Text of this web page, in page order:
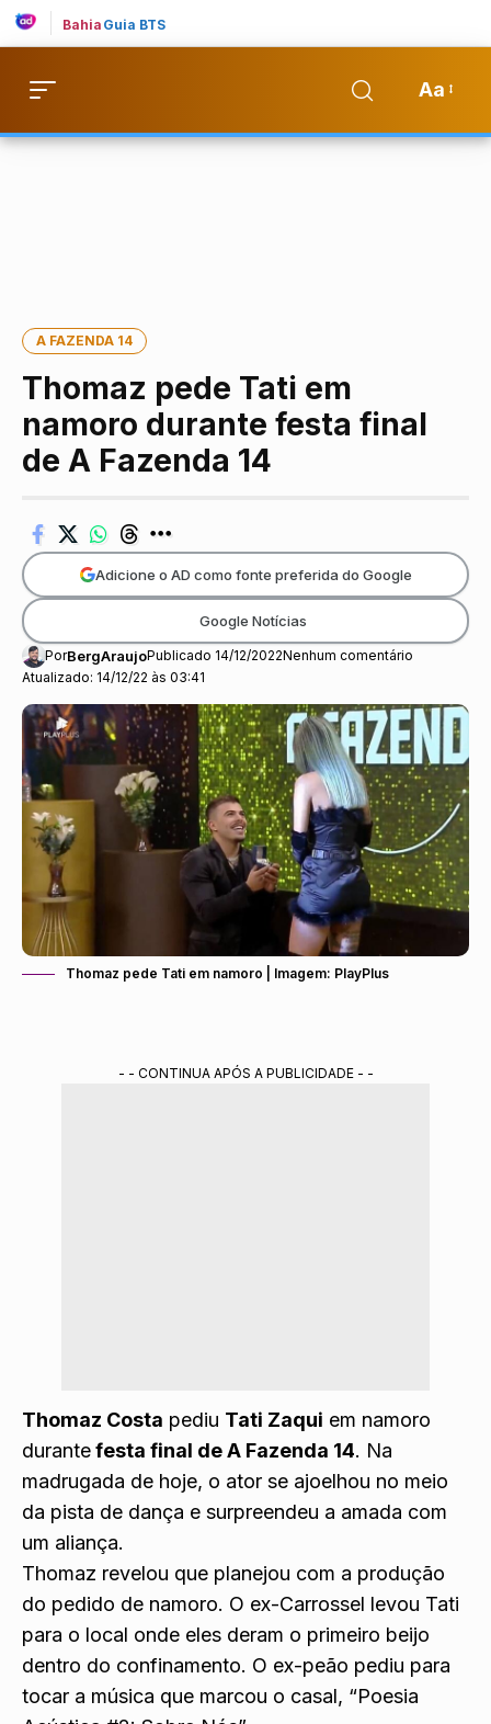
Bahia Guia BTS
Aa
A FAZENDA 14
Thomaz pede Tati em
namoro durante festa final
de A Fazenda 14
Atualizado: 14/12/22 às 03:41
PorBergAraujoPublicado 14/12/2022Nenhum comentário
Adicione o AD como fonte preferida do Google
Google Notícias
Thomaz pede Tati em namoro | Imagem: PlayPlus
- - CONTINUA APÓS A PUBLICIDADE - -
Thomaz Costa pediu Tati Zaqui em namoro
durantefesta final de A Fazenda 14. Na
madrugada de hoje, o ator se ajoelhou no meio
da pista de dança e surpreendeu a amada com
um aliança.
Thomaz revelou que planejou com a produção
do pedido de namoro. O ex-Carrossel levou Tati
para o local onde eles deram o primeiro beijo
dentro do confinamento. O ex-peão pediu para
tocar a música que marcou o casal, “Poesia